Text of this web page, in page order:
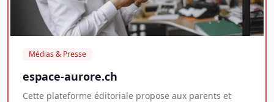
Médias & Presse
espace-aurore.ch
Cette plateforme éditoriale propose aux parents et